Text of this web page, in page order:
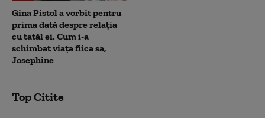
Gina Pistol a vorbit pentru
prima dată despre relația
cu tatăl ei. Cum i-a
schimbat viața fiica sa,
Josephine
Top Citite